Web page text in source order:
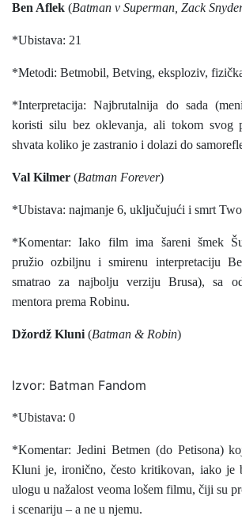
Ben Aflek (Batman v Superman, Zack
*Ubistava: 21
*Metodi: Betmobil, Betving, eksploziv,
*Interpretacija: Najbrutalnija do sada
koristi silu bez oklevanja, ali tokom svog
shvata koliko je zastranio i dolazi do
Val Kilmer (Batman Forever)
*Ubistava: najmanje 6, uključujući i smrt
*Komentar: Iako film ima šareni šmek
pružio ozbiljnu i smirenu interpretaciju
smatrao za najbolju verziju Brusa), sa
mentora prema Robinu.
Džordž Kluni (Batman & Robin)
Izvor: Batman Fandom
*Ubistava: 0
*Komentar: Jedini Betmen (do Petisona)
Kluni je, ironično, često kritikovan, iako je
ulogu u nažalost veoma lošem filmu, čiji su
i scenariju – a ne u njemu.